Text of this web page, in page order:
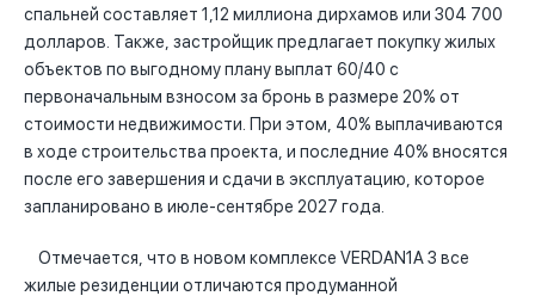
спальней составляет 1,12 миллиона дирхамов или 304 700
долларов. Также, застройщик предлагает покупку жилых
объектов по выгодному плану выплат 60/40 с
первоначальным взносом за бронь в размере 20% от
стоимости недвижимости. При этом, 40% выплачиваются
в ходе строительства проекта, и последние 40% вносятся
после его завершения и сдачи в эксплуатацию, которое
запланировано в июле-сентябре 2027 года.
Отмечается, что в новом комплексе VERDAN1A 3 все
жилые резиденции отличаются продуманной